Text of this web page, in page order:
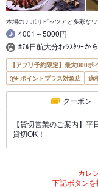
本場のナポリピッツアと多彩な
4001～5000円
ﾎﾃﾙ日航大分ｵｱｼｽﾀﾜｰか
【アプリ予約限定】最大800ポ
ポイントプラス対象店
適
クーポン
【貸切営業のご案内】
貸切OK！
カレ
下記ボタンを